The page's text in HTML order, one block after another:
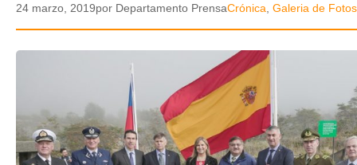
POLICIAL
VIDEOS
GALERIA DE FOTOS
24 marzo, 2019por Departamento PrensaCrónica, Galeria de Fotos